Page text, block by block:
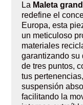
La Maleta
redefine el
Europa, esta
un meticuloso
materiales
garantizando su
de tres puntos,
tus
suspensión
facilitando la